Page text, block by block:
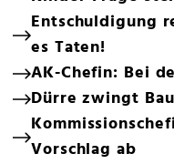
Entschuldigung
es Taten!
AK-Chefin: Bei
Dürre zwingt
Vorschlag ab